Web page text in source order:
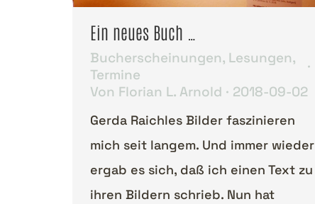
Ein neues Buch …
Bucherscheinungen, Lesungen,
Termine
Von Florian L. Arnold 2018-09-02
Gerda Raichles Bilder faszinieren
mich seit langem. Und immer wieder
ergab es sich, daß ich einen Text zu
ihren Bildern schrieb. Nun hat